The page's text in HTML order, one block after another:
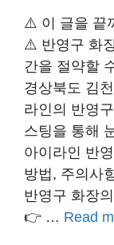
⚠️ 이 글을 끝
⚠️ 반영구 화
간을 절약할
경상북도 김
라인의 반영
스팅을 통해
아이라인 반
방법, 주의사
반영구 화장
👉 … Read